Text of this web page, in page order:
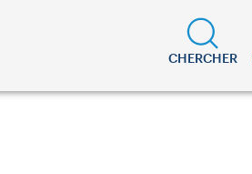
CHERCHER